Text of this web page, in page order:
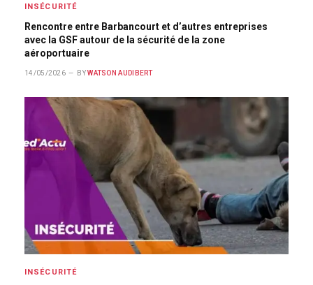
INSÉCURITÉ
Rencontre entre Barbancourt et d’autres entreprises
avec la GSF autour de la sécurité de la zone
aéroportuaire
14/05/2026 BY WATSON AUDIBERT
INSÉCURITÉ